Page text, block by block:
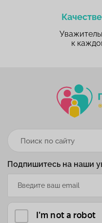
к
Подпишитесь на наши